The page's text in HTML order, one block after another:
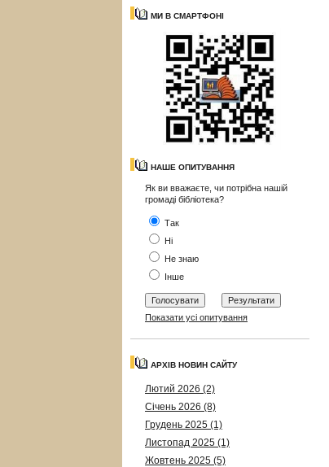
МИ В СМАРТФОНІ
НАШЕ ОПИТУВАННЯ
Як ви вважаєте, чи потрібна нашій
громаді бібліотека?
Так
Ні
Не знаю
Інше
Показати усі опитування
АРХІВ НОВИН САЙТУ
Лютий 2026 (2)
Січень 2026 (8)
Грудень 2025 (1)
Листопад 2025 (1)
Жовтень 2025 (5)